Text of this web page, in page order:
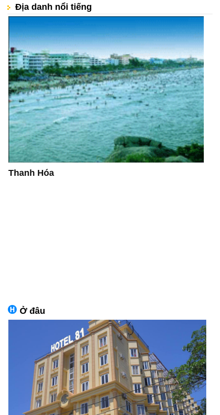
Địa danh nổi tiếng
Thanh Hóa
Ở đâu